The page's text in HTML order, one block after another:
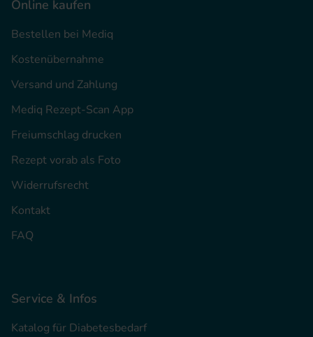
Online kaufen
Bestellen bei Mediq
Kostenübernahme
Versand und Zahlung
Mediq Rezept-Scan App
Freiumschlag drucken
Rezept vorab als Foto
Widerrufsrecht
Kontakt
FAQ
Service & Infos
Katalog für Diabetesbedarf